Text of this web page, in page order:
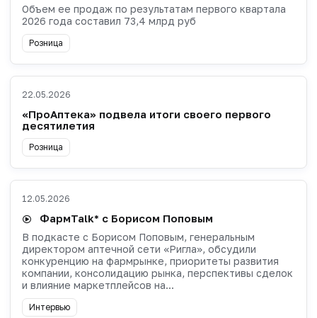
Объем ее продаж по результатам первого квартала
2026 года составил 73,4 млрд руб
Розница
22.05.2026
«ПроАптека» подвела итоги своего первого
десятилетия
Розница
12.05.2026
ФармTalk* с Борисом Поповым
В подкасте с Борисом Поповым, генеральным
директором аптечной сети «Ригла», обсудили
конкуренцию на фармрынке, приоритеты развития
компании, консолидацию рынка, перспективы сделок
и влияние маркетплейсов на...
Интервью